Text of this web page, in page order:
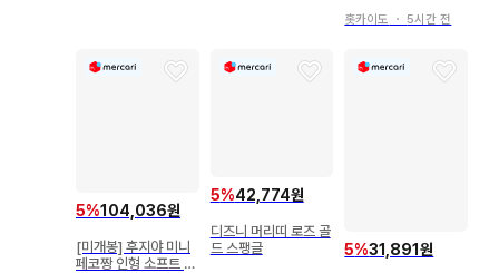
홋카이도 ・5시간 전
5%104,036원
[미개봉] 후지야 미니
페코짱 인형 소프트 비
5%42,774원
디즈니 머리띠 로즈 골
드 스팽글
5%31,891원